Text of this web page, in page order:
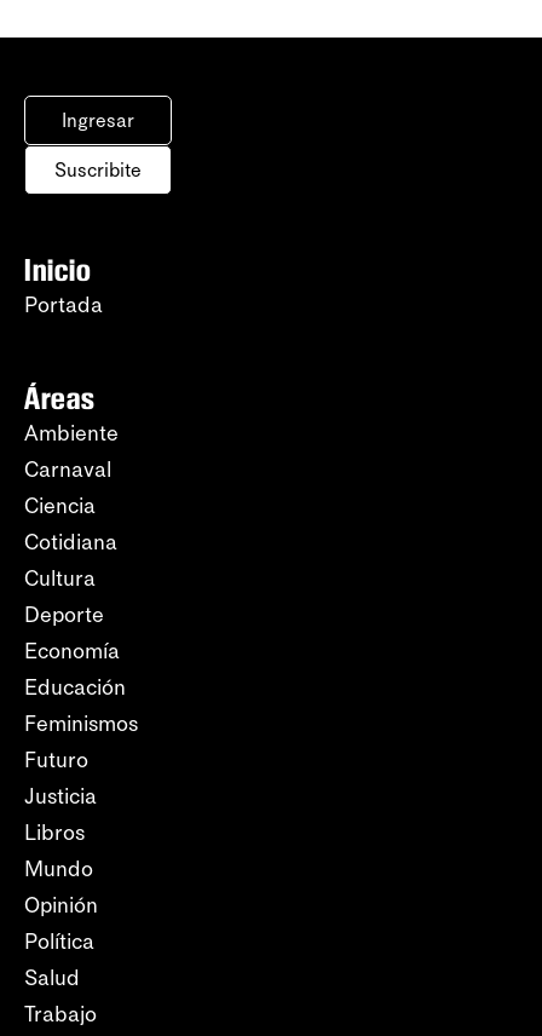
Ingresar
Suscribite
Inicio
Portada
Áreas
Ambiente
Carnaval
Ciencia
Cotidiana
Cultura
Deporte
Economía
Educación
Feminismos
Futuro
Justicia
Libros
Mundo
Opinión
Política
Salud
Trabajo